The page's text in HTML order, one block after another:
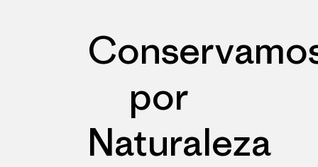
por
Naturaleza